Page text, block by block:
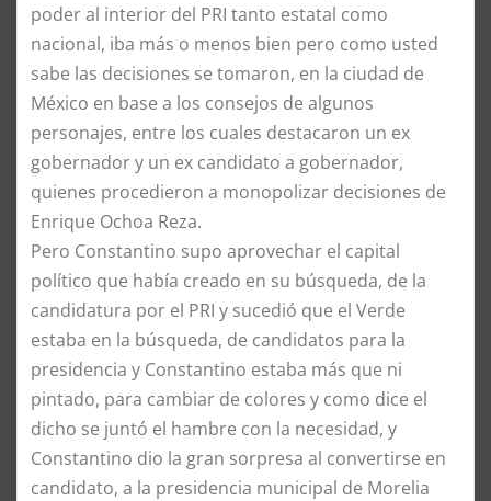
poder al interior del PRI tanto estatal como
nacional, iba más o menos bien pero como usted
sabe las decisiones se tomaron, en la ciudad de
México en base a los consejos de algunos
personajes, entre los cuales destacaron un ex
gobernador y un ex candidato a gobernador,
quienes procedieron a monopolizar decisiones de
Enrique Ochoa Reza.
Pero Constantino supo aprovechar el capital
político que había creado en su búsqueda, de la
candidatura por el PRI y sucedió que el Verde
estaba en la búsqueda, de candidatos para la
presidencia y Constantino estaba más que ni
pintado, para cambiar de colores y como dice el
dicho se juntó el hambre con la necesidad, y
Constantino dio la gran sorpresa al convertirse en
candidato, a la presidencia municipal de Morelia